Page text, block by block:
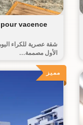
vacence
شقة عصرية للكراء
الأول مصممة...
مميز